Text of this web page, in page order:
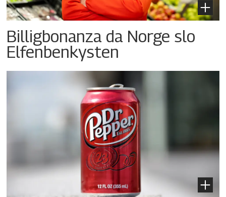
Billigbonanza da Norge slo
Elfenbenkysten